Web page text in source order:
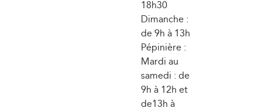
18h30
Dimanche :
de 9h à 13h
Pépinière :
Mardi au
samedi : de
9h à 12h et
de13h à